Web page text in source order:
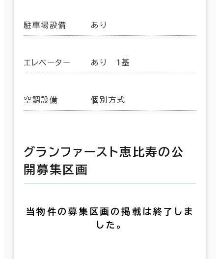
駐車場設備 あり
エレベーター あり 1基
空調設備 個別方式
グランファースト恵比寿の公
開募集区画
当物件の募集区画の掲載は終了しま
した。